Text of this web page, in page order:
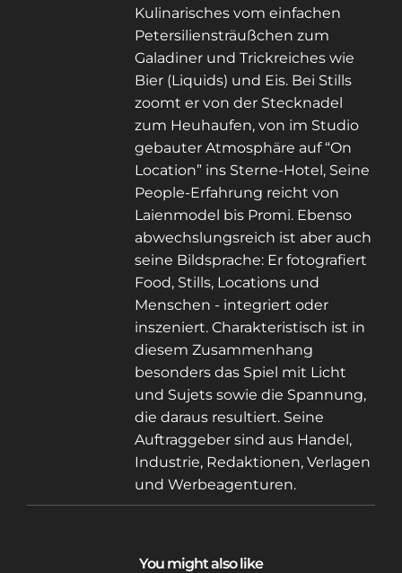
Kulinarisches vom einfachen
Petersiliensträußchen zum
Galadiner und Trickreiches wie
Bier (Liquids) und Eis. Bei Stills
zoomt er von der Stecknadel
zum Heuhaufen, von im Studio
gebauter Atmosphäre auf “On
Location” ins Sterne-Hotel, Seine
People-Erfahrung reicht von
Laienmodel bis Promi. Ebenso
abwechslungsreich ist aber auch
seine Bildsprache: Er fotografiert
Food, Stills, Locations und
Menschen - integriert oder
inszeniert. Charakteristisch ist in
diesem Zusammenhang
besonders das Spiel mit Licht
und Sujets sowie die Spannung,
die daraus resultiert. Seine
Auftraggeber sind aus Handel,
Industrie, Redaktionen, Verlagen
und Werbeagenturen.
You might also like